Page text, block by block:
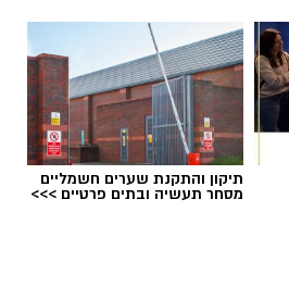
תיקון והתקנת שערים חשמליים
מסחר תעשיה ובתים פרטיים >>>